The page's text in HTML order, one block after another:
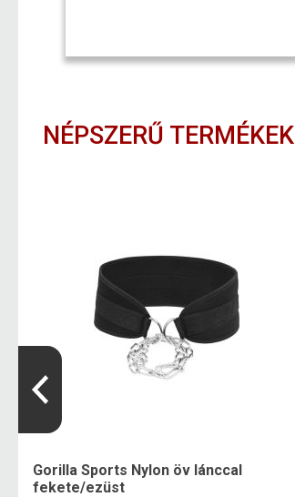
NÉPSZERŰ TERMÉKEK
Gorilla Sports Nylon öv lánccal
fekete/ezüst